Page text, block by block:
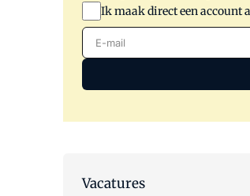
Ik maak direct een account
E-mail
Vacatures